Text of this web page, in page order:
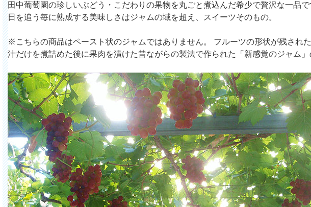
田中葡萄園の珍しいぶどう・こだわりの果物を丸ごと煮込んだ希少で贅沢な一品で
日を追う毎に熟成する美味しさはジャムの域を超え、スイーツそのもの。
※こちらの商品はペースト状のジャムではありません。 フルーツの形状が残され
汁だけを煮詰めた後に果肉を漬けた昔ながらの製法で作られた「新感覚のジャム」